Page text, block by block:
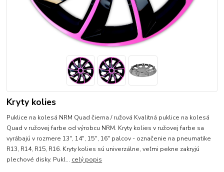
Kryty kolies
Puklice na kolesá NRM Quad čierna / ružová Kvalitná puklice na kolesá
Quad v ružovej farbe od výrobcu NRM. Kryty kolies v ružovej farbe sa
vyrábajú v rozmere 13", 14", 15'', 16" palcov - označenie na pneumatike
R13, R14, R15, R16. Kryty kolies sú univerzálne, veľmi pekne zakryjú
plechové disky. Pukl... celý popis